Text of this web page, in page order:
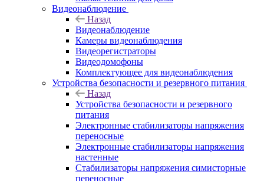
Видеонаблюдение
Назад
Видеонаблюдение
Камеры видеонаблюдения
Видеорегистраторы
Видеодомофоны
Комплектующее для видеонаблюдения
Устройства безопасности и резервного питания
Назад
Устройства безопасности и резервного
питания
Электронные стабилизаторы напряжения
переносные
Электронные стабилизаторы напряжения
настенные
Стабилизаторы напряжения симисторные
переносные